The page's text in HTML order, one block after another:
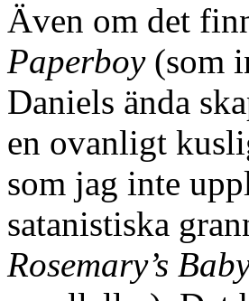
Även om det
Paperboy(som
Daniels ända
en ovanligt
som jag inte
satanistiska
Rosemary’s